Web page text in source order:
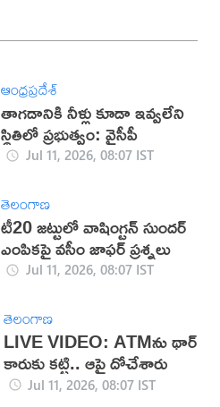
ఆంధ్రప్రదేశ్
తాగడానికి నీళ్లు కూడా ఇవ్వలేని
స్థితిలో ప్రభుత్వం: వైసీపీ
Jul 11, 2026, 08:07 IST
తెలంగాణ
టీ20 జట్టులో వాషింగ్టన్ సుందర్
ఎంపికపై వసీం జాఫర్ ప్రశ్నలు
Jul 11, 2026, 08:07 IST
తెలంగాణ
LIVE VIDEO: ATMను థార్
కారుకు కట్టి.. ఆపై దోచేశారు
Jul 11, 2026, 08:07 IST